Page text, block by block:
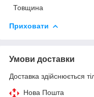
Товщина
Приховати
Умови доставки
Доставка здійснюється
Нова Пошта